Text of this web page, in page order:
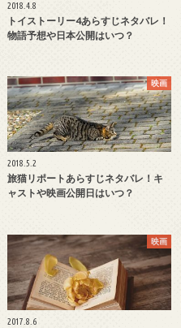
2018.4.8
トイストーリー4あらすじネタバレ！
物語予想や日本公開はいつ？
映画
2018.5.2
旅猫リポートあらすじネタバレ！キ
ャストや映画公開日はいつ？
映画
2017.8.6